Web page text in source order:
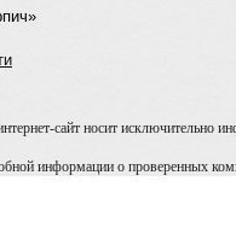
сайт носит исключительно
информации о проверенных